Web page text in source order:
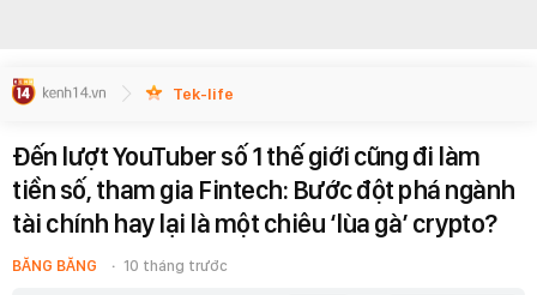
Tek-life
Đến lượt YouTuber số 1 thế giới cũng đi làm
tiền số, tham gia Fintech: Bước đột phá ngành
tài chính hay lại là một chiêu ‘lùa gà’ crypto?
BĂNG BĂNG 10 tháng trước